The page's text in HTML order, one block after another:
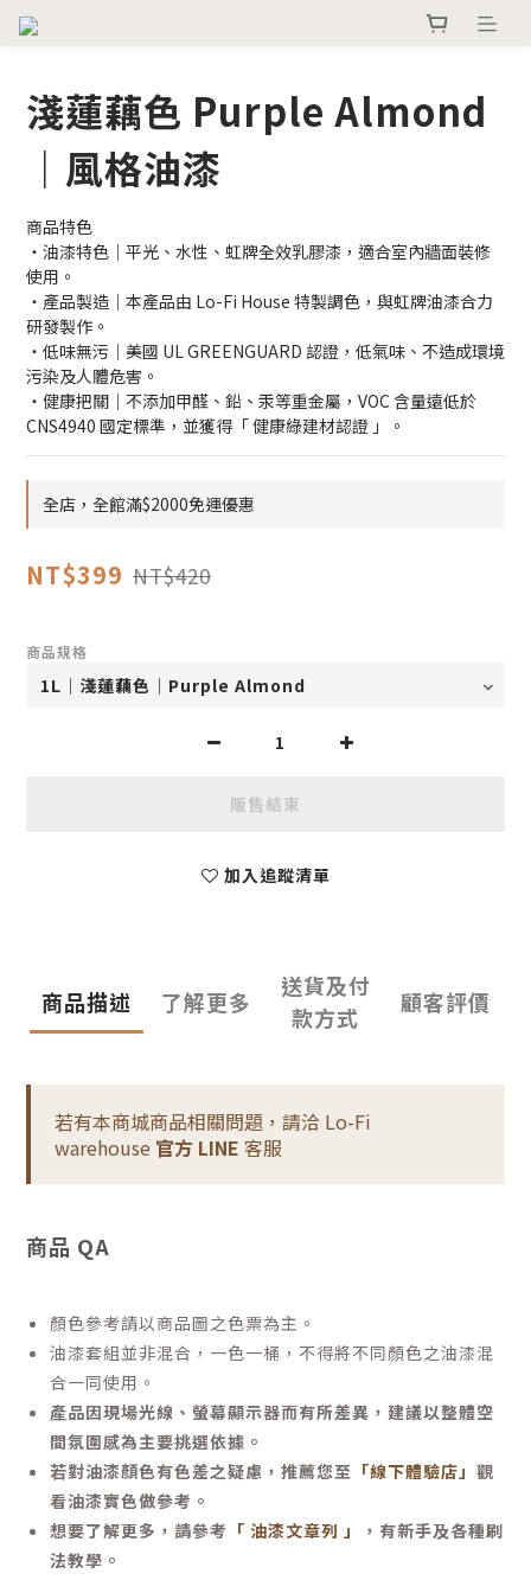
淺蓮藕色 Purple Almond
｜風格油漆
商品特色
・油漆特色｜平光、水性、虹牌全效乳膠漆，適合室內牆面裝修
使用。
・產品製造｜本產品由 Lo-Fi House 特製調色，與虹牌油漆合力
研發製作。
・低味無污｜美國 UL GREENGUARD 認證，低氣味、不造成環境
污染及人體危害。
・健康把關｜不添加甲醛、鉛、汞等重金屬，VOC 含量遠低於
CNS4940 國定標準，並獲得「 健康綠建材認證 」。
全店，全館滿$2000免運優惠
NT$399 NT$420
商品規格
販售結束
加入追蹤清單
商品描述 了解更多
送貨及付
款方式
顧客評價
若有本商城商品相關問題，請洽 Lo-Fi
warehouse 官方 LINE 客服
商品 QA
顏色參考請以商品圖之色票為主。
油漆套組並非混合，一色一桶，不得將不同顏色之油漆混
合一同使用。
產品因現場光線、螢幕顯示器而有所差異，建議以整體空
間氛圍感為主要挑選依據。
若對油漆顏色有色差之疑慮，推薦您至 「線下體驗店」 觀
看油漆實色做參考。
想要了解更多，請參考 「 油漆文章列 」
，有新手及各種刷
法教學。